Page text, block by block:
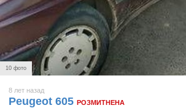
10 фото
8 лет назад
Peugeot 605 РОЗМИТНЕНА